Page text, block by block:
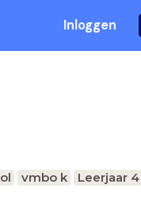
Inloggen
vmbo k Leerjaar 4